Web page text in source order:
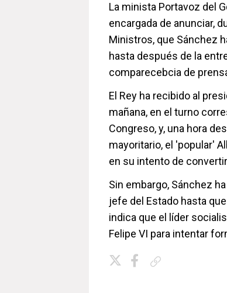
La minista Portavoz del
encargada de anunciar,
Ministros, que Sánchez
hasta después de la
comparecebcia de
El Rey ha recibido al
mañana, en el turno
Congreso, y, una hora
mayoritario, el 'popular'
en su intento de
Sin embargo, Sánchez
jefe del Estado hasta
indica que el líder
Felipe VI para intentar